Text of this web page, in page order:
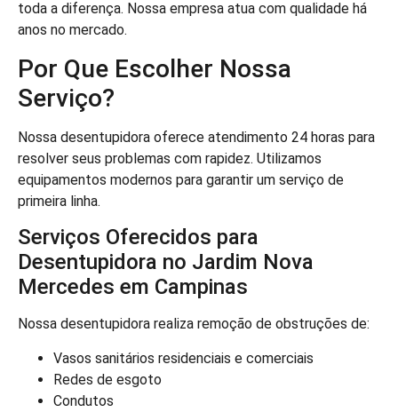
toda a diferença. Nossa empresa atua com qualidade há
anos no mercado.
Por Que Escolher Nossa
Serviço?
Nossa desentupidora oferece atendimento 24 horas para
resolver seus problemas com rapidez. Utilizamos
equipamentos modernos para garantir um serviço de
primeira linha.
Serviços Oferecidos para
Desentupidora no Jardim Nova
Mercedes em Campinas
Nossa desentupidora realiza remoção de obstruções de:
Vasos sanitários residenciais e comerciais
Redes de esgoto
Condutos